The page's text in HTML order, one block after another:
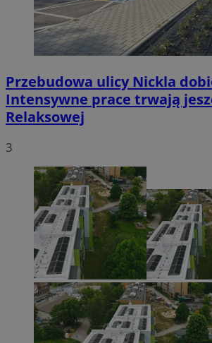
Przebudowa ulicy Nickla
Intensywne prace trwają
Relaksowej
3